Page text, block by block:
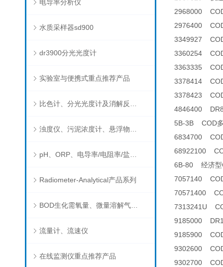
电导率分析仪
水质采样器sd900
dr3900分光光度计
实验室与便携式重点推荐产品
Radiometer-Analytical产品系列
BOD生化需氧量、微量溶解气体和现场水质测试组件以及其他分析仪
流量计、流速仪
在线监测仪重点推荐产品
2968000
2976400
3349927
3360254
3363335
3378414
3378423
4846400
5B-3B COD
6834700
68922100
6B-80 经济型
7057140
70571400
7313241U
9185000
9185900 COD
9302600
9302700